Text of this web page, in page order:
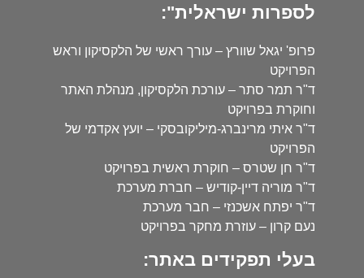
לספרות ישראלית":
פרופ' יגאל שוורץ – עורך ראשי של הלקסיקון וראש
הפרויקט
ד"ר תמר סתר – עורכת הלקסיקון, מנהלת האתר
וחוקרת בפרויקט
ד"ר איתי מרינברג-מיליקובסקי – יועץ אקדמי של
הפרויקט
ד"ר חן שטרס – חוקרת ראשית בפרויקט
ד"ר מוריה דיין-קודיש – חברת מערכת
ד"ר יפתח אשכנזי – חבר מערכת
נעם קרון – עוזרת מחקר בפרויקט
בעלי תפקידים באתר: